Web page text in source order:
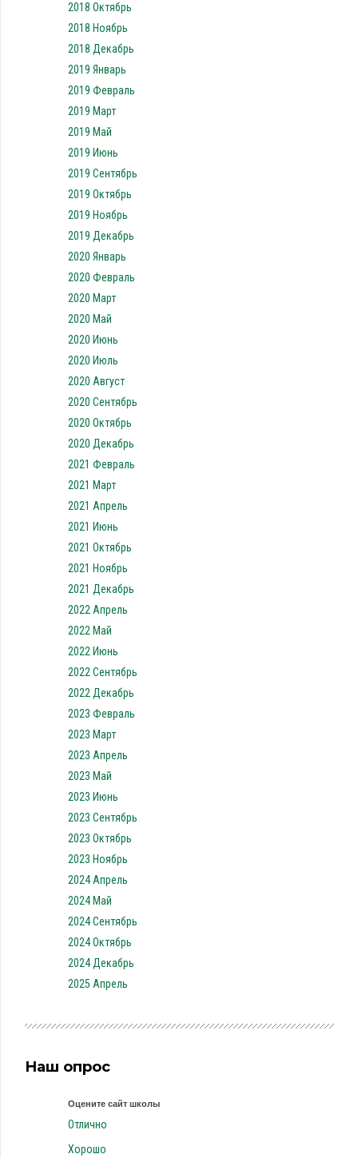
2018 Октябрь
2018 Ноябрь
2018 Декабрь
2019 Январь
2019 Февраль
2019 Март
2019 Май
2019 Июнь
2019 Сентябрь
2019 Октябрь
2019 Ноябрь
2019 Декабрь
2020 Январь
2020 Февраль
2020 Март
2020 Май
2020 Июнь
2020 Июль
2020 Август
2020 Сентябрь
2020 Октябрь
2020 Декабрь
2021 Февраль
2021 Март
2021 Апрель
2021 Июнь
2021 Октябрь
2021 Ноябрь
2021 Декабрь
2022 Апрель
2022 Май
2022 Июнь
2022 Сентябрь
2022 Декабрь
2023 Февраль
2023 Март
2023 Апрель
2023 Май
2023 Июнь
2023 Сентябрь
2023 Октябрь
2023 Ноябрь
2024 Апрель
2024 Май
2024 Сентябрь
2024 Октябрь
2024 Декабрь
2025 Апрель
Наш опрос
Оцените сайт школы
Отлично
Хорошо